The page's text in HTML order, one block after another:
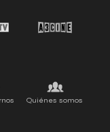
Quiénes somos